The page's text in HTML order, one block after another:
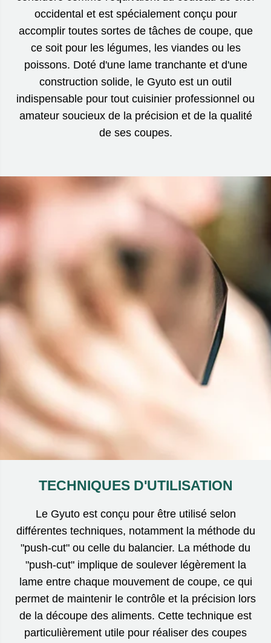
occidental et est spécialement conçu pour
accomplir toutes sortes de tâches de coupe, que
ce soit pour les légumes, les viandes ou les
poissons. Doté d'une lame tranchante et d'une
construction solide, le Gyuto est un outil
indispensable pour tout cuisinier professionnel ou
amateur soucieux de la précision et de la qualité
de ses coupes.
TECHNIQUES D'UTILISATION
Le Gyuto est conçu pour être utilisé selon
différentes techniques, notamment la méthode du
"push-cut" ou celle du balancier. La méthode du
"push-cut" implique de soulever légèrement la
lame entre chaque mouvement de coupe, ce qui
permet de maintenir le contrôle et la précision lors
de la découpe des aliments. Cette technique est
particulièrement utile pour réaliser des coupes